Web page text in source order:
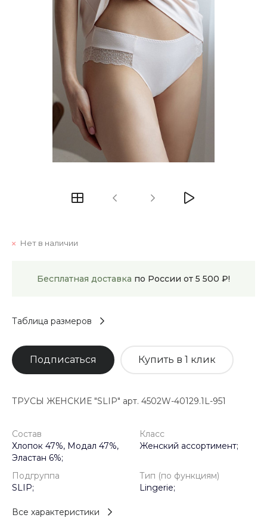
Нет в наличии
Бесплатная доставка по России от 5 500 ₽!
Таблица размеров
Подписаться Купить в 1 клик
ТРУСЫ ЖЕНСКИЕ "SLIP" арт. 4502W-40129.1L-951
Состав
Хлопок 47%, Модал 47%,
Эластан 6%;
Класс
Женский ассортимент;
Подгруппа
SLIP;
Тип (по функциям)
Lingerie;
Все характеристики